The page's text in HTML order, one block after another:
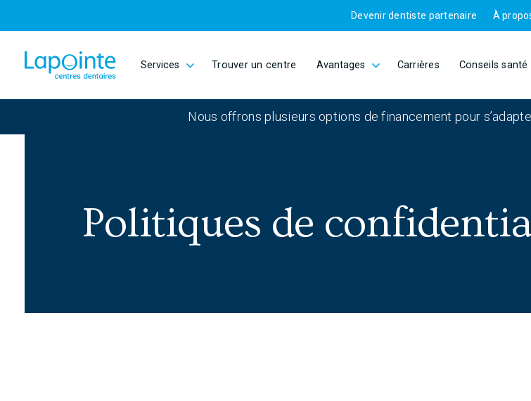
Services Trouver un centre Avantages Carrières Conseils santé
Devenir dentiste partenaire À
Nous offrons plusieurs options de financement pour
Politiques de